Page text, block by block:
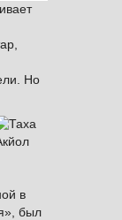
Но
в
был